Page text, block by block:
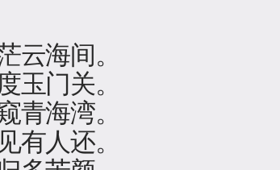
云海间。
玉门关。
青海湾。
有人还。